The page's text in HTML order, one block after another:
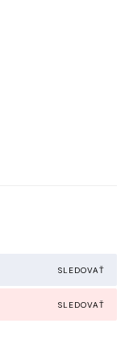
SLEDOVAŤ
SLEDOVAŤ